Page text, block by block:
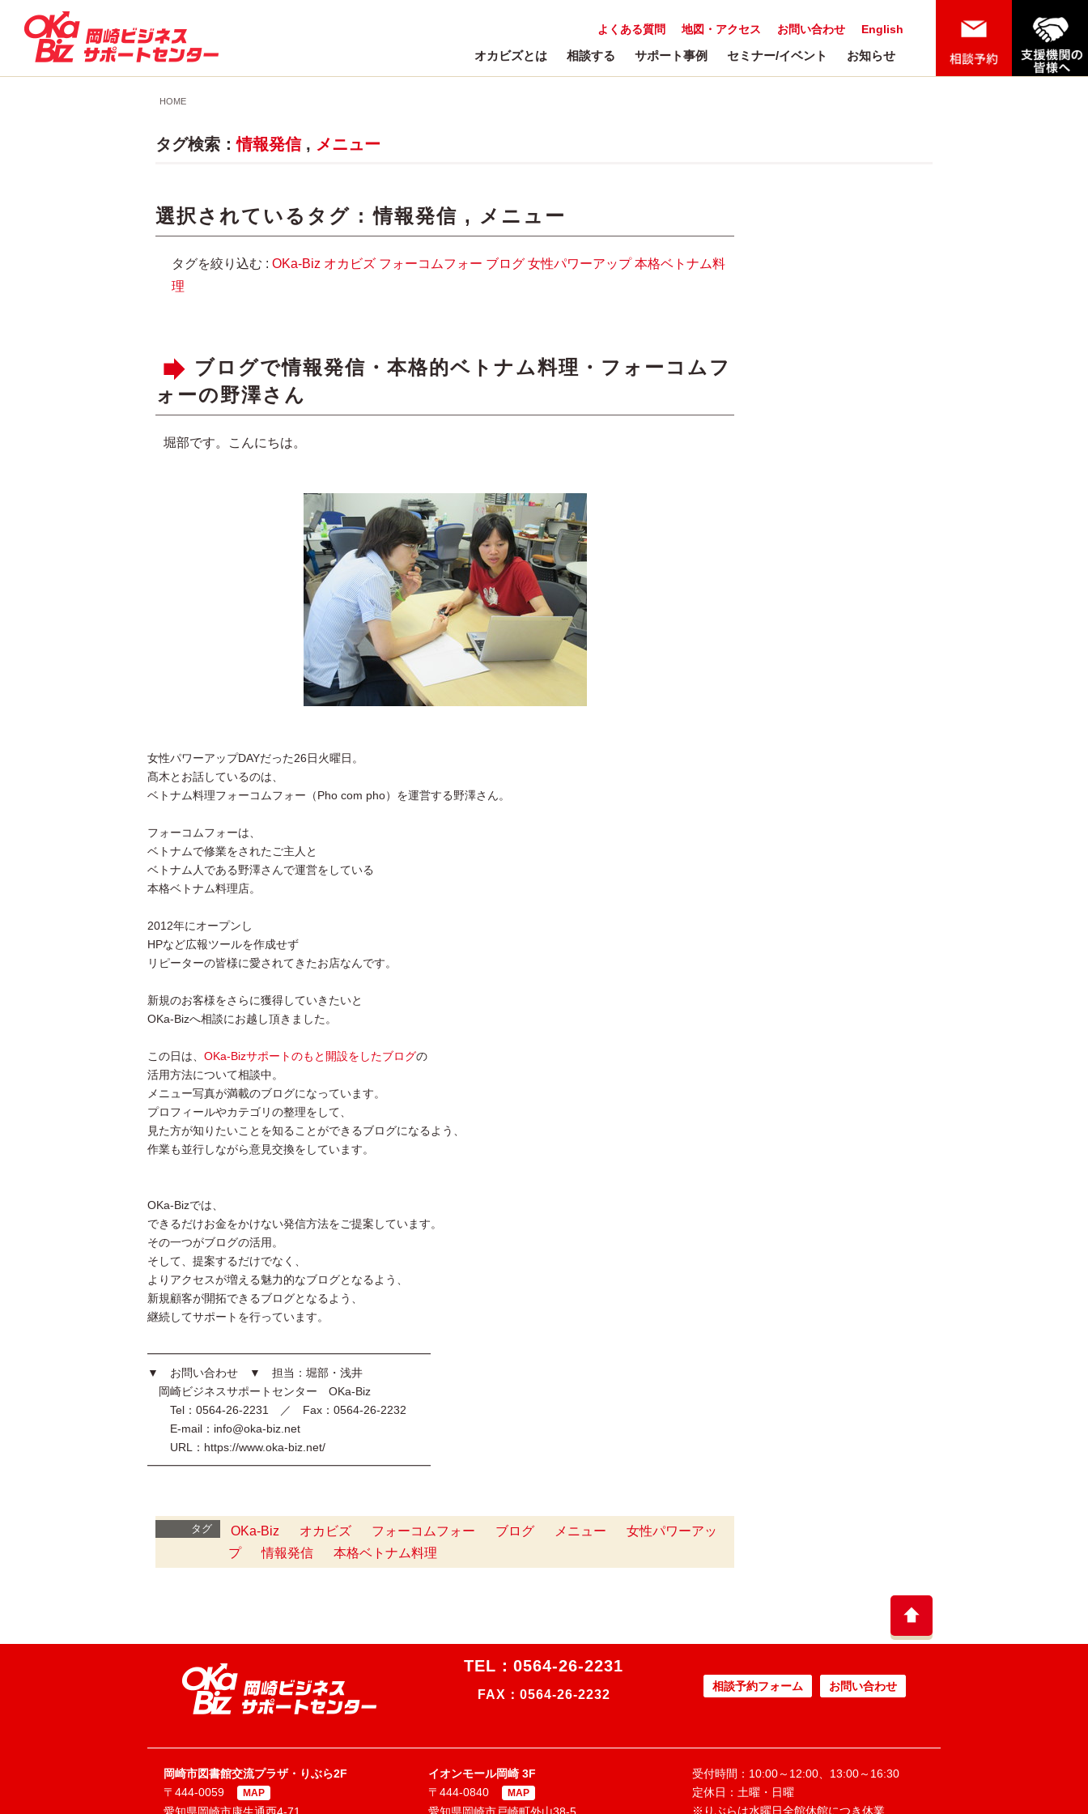
English
お問い合わせ
地図・アクセス
よくある質問
オカビズとは 相談する サポート事例 セミナー/イベント お知らせ
HOME
タグ検索：情報発信, メニュー
選択されているタグ :情報発信 , メニュー
タグを絞り込む : OKa-Biz オカビズ フォーコムフォー ブログ 女性パワーアップ 本格ベトナム料
理
ブログで情報発信・本格的ベトナム料理・フォーコムフ
ォーの野澤さん
堀部です。こんにちは。
女性パワーアップDAYだった26日火曜日。
髙木とお話しているのは、
ベトナム料理フォーコムフォー（Pho com pho）を運営する野澤さん。
フォーコムフォーは、
ベトナムで修業をされたご主人と
ベトナム人である野澤さんで運営をしている
本格ベトナム料理店。
2012年にオープンし
HPなど広報ツールを作成せず
リピーターの皆様に愛されてきたお店なんです。
新規のお客様をさらに獲得していきたいと
OKa-Bizへ相談にお越し頂きました。
この日は、 OKa-Bizサポートのもと開設をしたブログの
活用方法について相談中。
メニュー写真が満載のブログになっています。
プロフィールやカテゴリの整理をして、
見た方が知りたいことを知ることができるブログになるよう、
作業も並行しながら意見交換をしています。
OKa-Bizでは、
できるだけお金をかけない発信方法をご提案しています。
その一つがブログの活用。
そして、提案するだけでなく、
よりアクセスが増える魅力的なブログとなるよう、
新規顧客が開拓できるブログとなるよう、
継続してサポートを行っています。
━━━━━━━━━━━━━━━━━━━━━━━━━
▼ お問い合わせ ▼ 担当：堀部・浅井
岡崎ビジネスサポートセンター OKa-Biz
Tel：0564-26-2231 ／ Fax：0564-26-2232
E-mail：info@oka-biz.net
URL：https://www.oka-biz.net/
━━━━━━━━━━━━━━━━━━━━━━━━━
タグ OKa-Biz オカビズ フォーコムフォー ブログ メニュー
女性パワーアッ
プ
情報発信 本格ベトナム料理
TEL：0564-26-2231
FAX：0564-26-2232
相談予約フォーム お問い合わせ
岡崎市図書館交流プラザ・りぶら2F
〒444-0059
MAP
愛知県岡崎市康生通西4-71
イオンモール岡崎 3F
〒444-0840
MAP
愛知県岡崎市戸崎町外山38-5
受付時間：10:00～12:00、13:00～16:30
定休日：土曜・日曜
※りぶらは水曜日全館休館につき休業